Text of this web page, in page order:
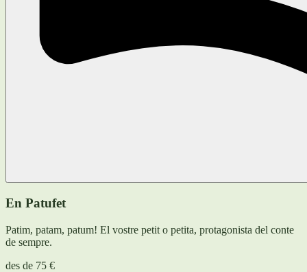
En Patufet
Patim, patam, patum! El vostre petit o petita, protagonista del conte
de sempre.
des de 75 €